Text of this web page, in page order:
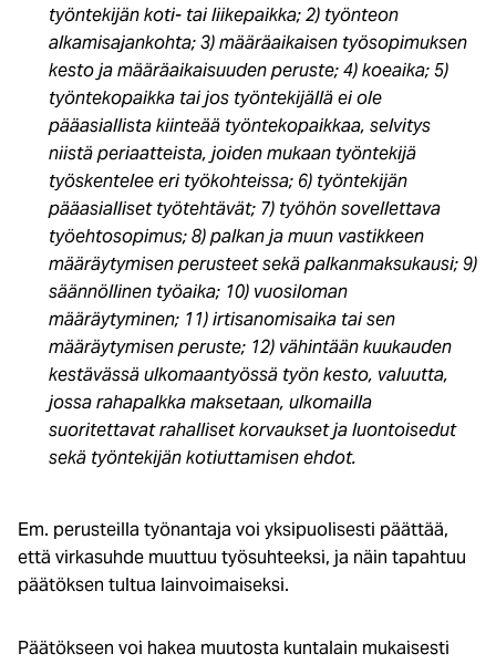
työntekijän koti- tai liikepaikka; 2) työnteon
alkamisajankohta; 3) määräaikaisen työsopimuksen
kesto ja määräaikaisuuden peruste; 4) koeaika; 5)
työntekopaikka tai jos työntekijällä ei ole
pääasiallista kiinteää työntekopaikkaa, selvitys
niistä periaatteista, joiden mukaan työntekijä
työskentelee eri työkohteissa; 6) työntekijän
pääasialliset työtehtävät; 7) työhön sovellettava
työehtosopimus; 8) palkan ja muun vastikkeen
määräytymisen perusteet sekä palkanmaksukausi; 9)
säännöllinen työaika; 10) vuosiloman
määräytyminen; 11) irtisanomisaika tai sen
määräytymisen peruste; 12) vähintään kuukauden
kestävässä ulkomaantyössä työn kesto, valuutta,
jossa rahapalkka maksetaan, ulkomailla
suoritettavat rahalliset korvaukset ja luontoisedut
sekä työntekijän kotiuttamisen ehdot.
Em. perusteilla työnantaja voi yksipuolisesti päättää,
että virkasuhde muuttuu työsuhteeksi, ja näin tapahtuu
päätöksen tultua lainvoimaiseksi.
Päätökseen voi hakea muutosta kuntalain mukaisesti